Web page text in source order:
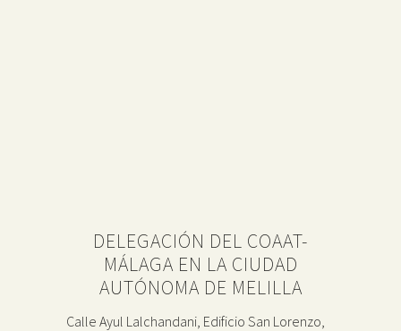
DELEGACIÓN DEL COAAT-
MÁLAGA EN LA CIUDAD
AUTÓNOMA DE MELILLA
Calle Ayul Lalchandani, Edificio San Lorenzo,